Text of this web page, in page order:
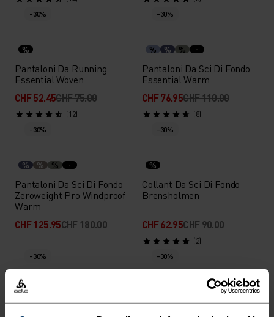
-30%
%
Pantaloni Da Running
Essential Woven
CHF 52.45CHF 75.00
(12)
-30%
% % %
Pantaloni Da Sci Di Fondo
Essential Warm
CHF 76.95CHF 110.00
(8)
-30%
% % %
Pantaloni Da Sci Di Fondo
Zeroweight Pro Windproof
Warm
CHF 125.95CHF 180.00
-30%
%
Collant Da Sci Di Fondo
Brensholmen
CHF 62.95CHF 90.00
(2)
-30%
%
-30%